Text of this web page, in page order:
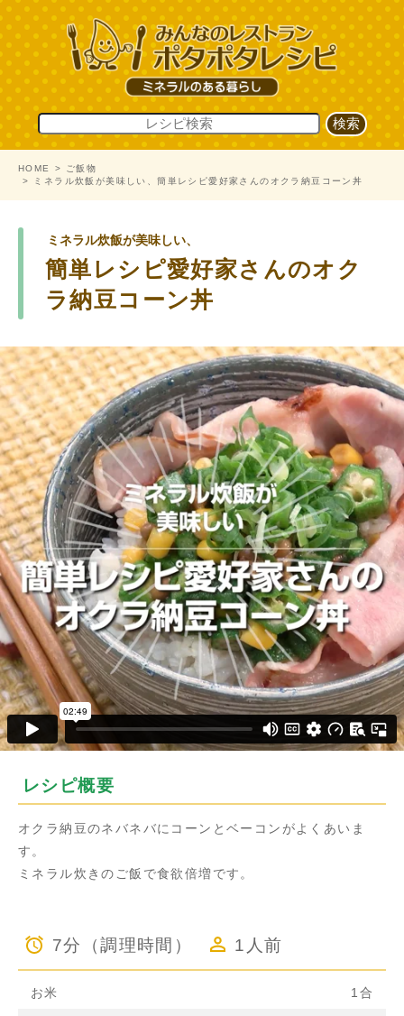
HOME
ご飯物
ミネラル炊飯が美味しい、簡単レシピ愛好家さんのオクラ納豆コーン丼
ミネラル炊飯が美味しい、
簡単レシピ愛好家さんのオク
ラ納豆コーン丼
レシピ概要
オクラ納豆のネバネバにコーンとベーコンがよくあいま
す。
ミネラル炊きのご飯で食欲倍増です。
7分（調理時間） 1人前
お米 1合